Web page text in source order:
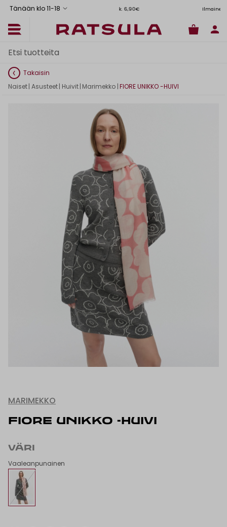
Tänään klo 11-18
Toimituskulut alk. 6,90€ Ilmainen toimitus Manner-Suomeen
Takaisin
Naiset| Asusteet| Huivit | Marimekko |FIORE UNIKKO -HUIVI
MARIMEKKO
FIORE UNIKKO -HUIVI
VÄRI
Vaaleanpunainen